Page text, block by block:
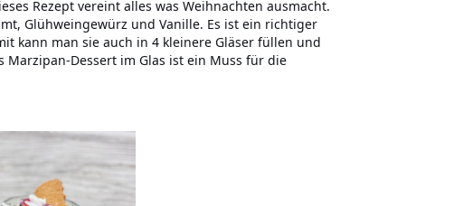
Rezept vereint alles was Weihnachten ausmacht.
Glühweingewürz und Vanille. Es ist ein richtiger
kann man sie auch in 4 kleinere Gläser füllen und
Marzipan-Dessert im Glas ist ein Muss für die